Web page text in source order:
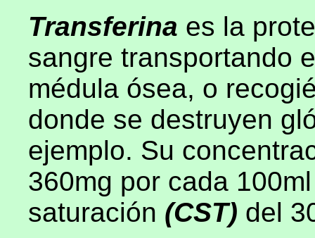
Transferina es la
sangre transportando
médula ósea, o
donde se destruyen
ejemplo. Su
360mg por cada
saturación (CST) del